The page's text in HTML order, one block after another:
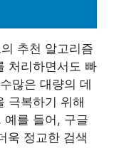
추천 알고리즘
처리하면서도 빠
많은 대량의 데
극복하기 위해
예를 들어, 구글
욱 정교한 검색